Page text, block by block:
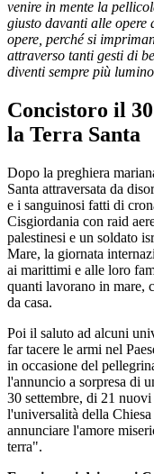
venire in mente la
giusto davanti alle opere
opere, perché si
attraverso tanti gesti di
diventi sempre più
Concistoro il
la Terra Santa
Dopo la preghiera
Santa attraversata da
e i sanguinosi fatti di
Cisgiordania con raid
palestinesi e un soldato
Mare, la giornata
ai marittimi e alle loro
quanti lavorano in mare,
da casa.
Poi il saluto ad alcuni
far tacere le armi nel
in occasione del
l'annuncio a sorpresa di
30 settembre, di 21
l'universalità della
annunciare l'amore
terra".